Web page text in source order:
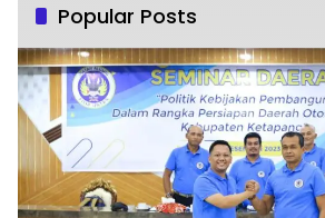
Popular Posts